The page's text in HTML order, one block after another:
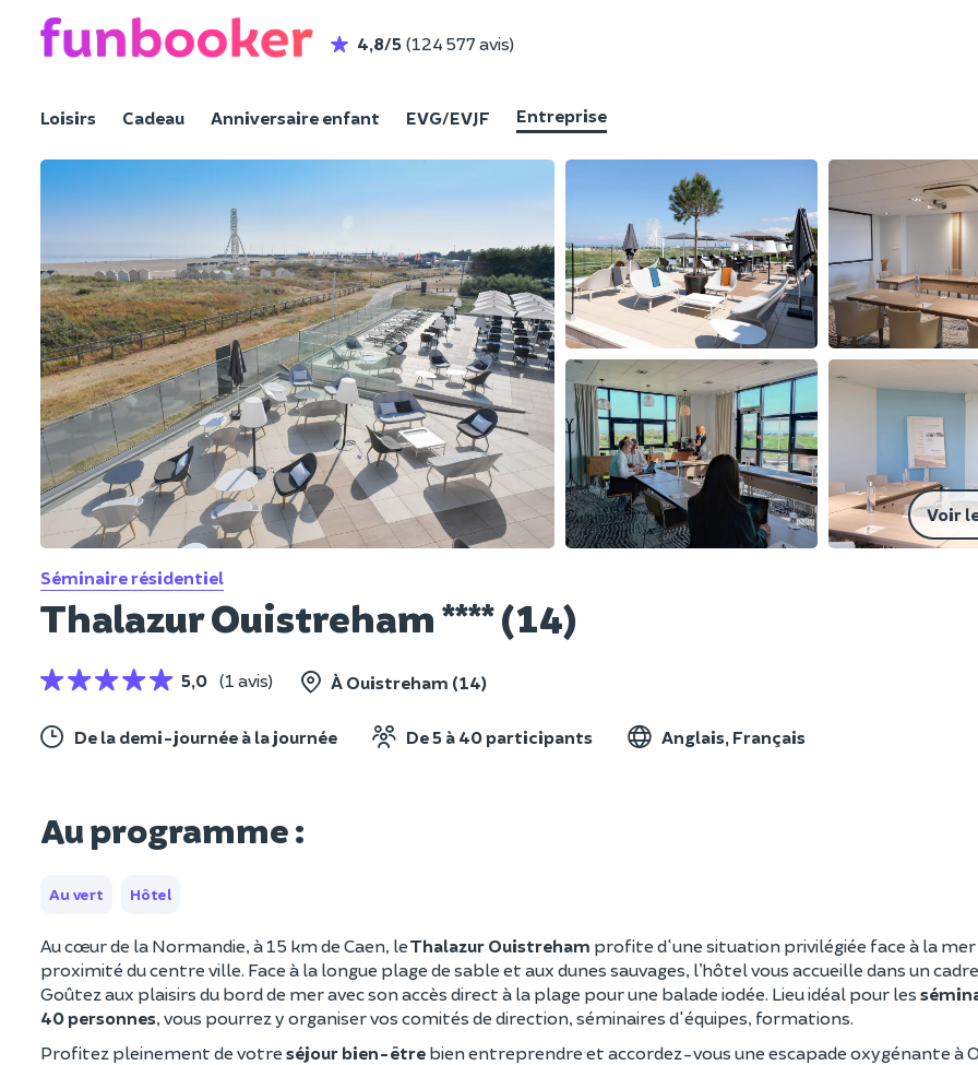
4,8/5 (124 577 avis)
Loisirs Cadeau Anniversaire enfant EVG/EVJF Entreprise
Voir
Séminaire résidentiel
Thalazur Ouistreham **** (14)
5,0 (1 avis) À Ouistreham (14)
De la demi-journée à la journée De 5 à 40 participants Anglais, Français
Au programme :
Au vert Hôtel
Au cœur de la Normandie, à 15 km de Caen, leThalazur Ouistreham profite d'une situation privilégiée face à la
proximité du centre ville. Face à la longue plage de sable et aux dunes sauvages, l’hôtel vous accueille dans un
Goûtez aux plaisirs du bord de mer avec son accès direct à la plage pour une balade iodée. Lieu idéal pour les
40 personnes, vous pourrez y organiser vos comités de direction, séminaires d'équipes, formations.
Profitez pleinement de votre séjour bien-être bien entreprendre et accordez-vous une escapade oxygénante à